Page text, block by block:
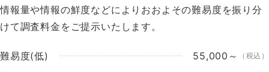
情報量や情報の鮮度などによりおおよその難易度を振り分
けて調査料金をご提示いたします。
難易度(低) 55,000～ （税込）